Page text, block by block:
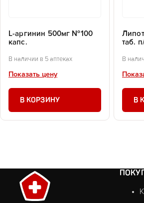
L-аргинин 500мг №100
капс.
В наличии в 5 аптеках
Показать цену
В КОРЗИНУ
таб.
В
В